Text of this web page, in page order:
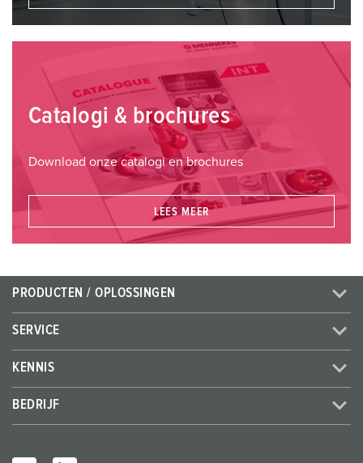
Catalogi & brochures
Download onze catalogi en brochures
LEES MEER
PRODUCTEN / OPLOSSINGEN
SERVICE
KENNIS
BEDRIJF